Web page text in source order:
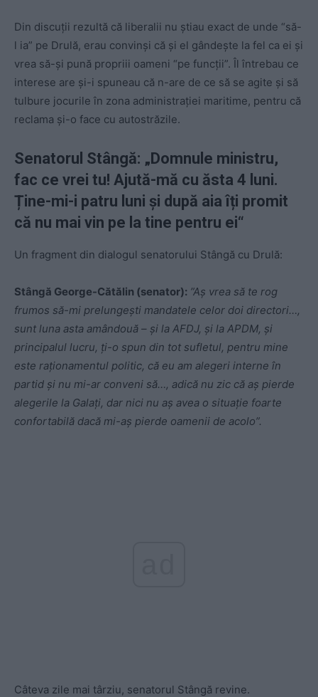
Din discuții rezultă că liberalii nu știau exact de unde “să-
l ia” pe Drulă, erau convinși că și el gândește la fel ca ei și
vrea să-și pună propriii oameni “pe funcții”. Îl întrebau ce
interese are și-i spuneau că n-are de ce să se agite și să
tulbure jocurile în zona administrației maritime, pentru că
reclama și-o face cu autostrăzile.
Senatorul Stângă: „Domnule ministru,
fac ce vrei tu! Ajută-mă cu ăsta 4 luni.
Ține-mi-i patru luni și după aia îți promit
că nu mai vin pe la tine pentru ei“
Un fragment din dialogul senatorului Stângă cu Drulă:
Stângă George-Cătălin (senator): ”Aș vrea să te rog
frumos să-mi prelungești mandatele celor doi directori…,
sunt luna asta amândouă – și la AFDJ, și la APDM, și
principalul lucru, ți-o spun din tot sufletul, pentru mine
este raționamentul politic, că eu am alegeri interne în
partid și nu mi-ar conveni să…, adică nu zic că aș pierde
alegerile la Galați, dar nici nu aș avea o situație foarte
confortabilă dacă mi-aș pierde oamenii de acolo”.
Câteva zile mai târziu, senatorul Stângă revine.